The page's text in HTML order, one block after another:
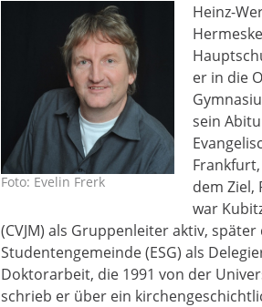
Foto: Evelin Frerk
Heinz-
er in die
sein
dem Ziel,
war
(CVJM) als Gruppenleiter aktiv,
Studentengemeinde (ESG) als
Doktorarbeit, die 1991 von der
schrieb er über ein